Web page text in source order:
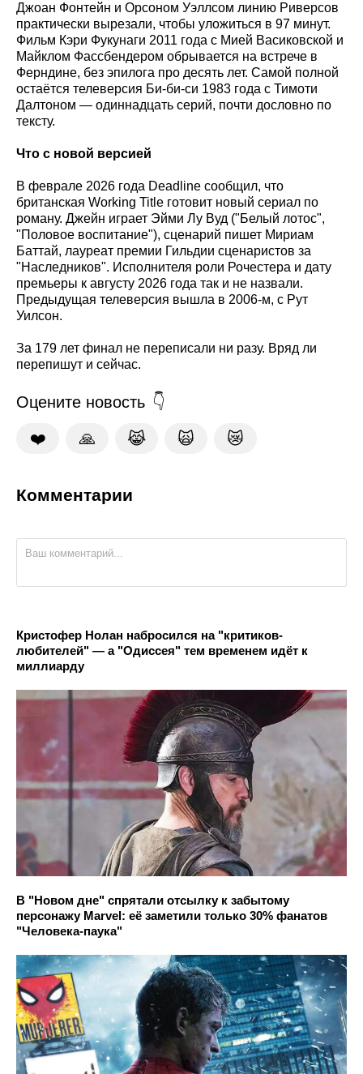
Джоан Фонтейн и Орсоном Уэллсом линию Риверсов
практически вырезали, чтобы уложиться в 97 минут.
Фильм Кэри Фукунаги 2011 года с Мией Васиковской и
Майклом Фассбендером обрывается на встрече в
Ферндине, без эпилога про десять лет. Самой полной
остаётся телеверсия Би-би-си 1983 года с Тимоти
Далтоном — одиннадцать серий, почти дословно по
тексту.
Что с новой версией
В феврале 2026 года Deadline сообщил, что
британская Working Title готовит новый сериал по
роману. Джейн играет Эйми Лу Вуд ("Белый лотос",
"Половое воспитание"), сценарий пишет Мириам
Баттай, лауреат премии Гильдии сценаристов за
"Наследников". Исполнителя роли Рочестера и дату
премьеры к августу 2026 года так и не назвали.
Предыдущая телеверсия вышла в 2006-м, с Рут
Уилсон.
За 179 лет финал не переписали ни разу. Вряд ли
перепишут и сейчас.
Оцените новость
❤️ 🙏 😹 🙀 😿
Комментарии
Кристофер Нолан набросился на "критиков-
любителей" — а "Одиссея" тем временем идёт к
миллиарду
В "Новом дне" спрятали отсылку к забытому
персонажу Marvel: её заметили только 30% фанатов
"Человека-паука"